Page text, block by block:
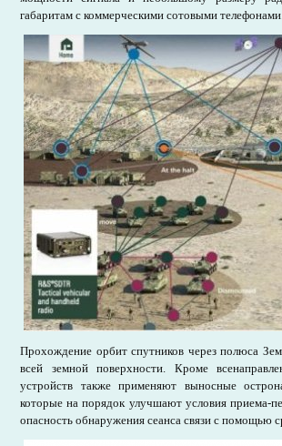
габаритам с коммерческими сотовыми
Прохождение орбит спутников через полюса
всей земной поверхности. Кроме
устройств также применяют выносные
которые на порядок улучшают условия приема-
опасность обнаружения сеанса связи с помощью